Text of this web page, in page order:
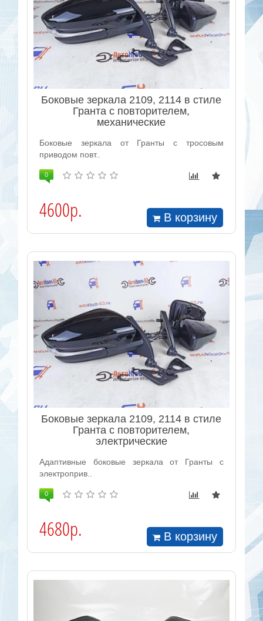
Боковые зеркала 2109, 2114 в стиле
Гранта с повторителем,
механические
Боковые зеркала от Гранты с тросовым
приводом повт..
0
4600р. В корзину
Боковые зеркала 2109, 2114 в стиле
Гранта с повторителем,
электрические
Адаптивные боковые зеркала от Гранты с
электроприв..
0
4680р. В корзину